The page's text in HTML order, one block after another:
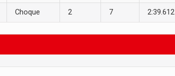
Choque 2 7 2:39.612